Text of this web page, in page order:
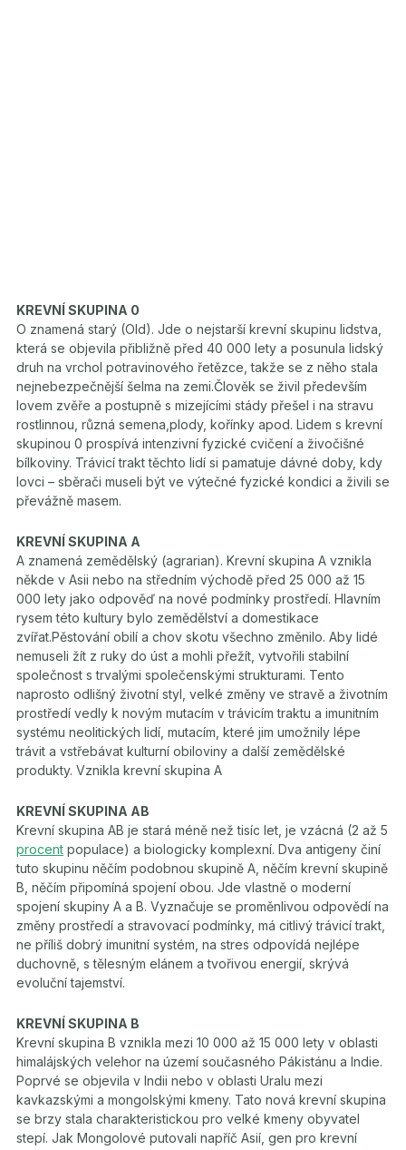
KREVNÍ SKUPINA 0
O znamená starý (Old). Jde o nejstarší krevní skupinu lidstva,
která se objevila přibližně před 40 000 lety a posunula lidský
druh na vrchol potravinového řetězce, takže se z něho stala
nejnebezpečnější šelma na zemi.Člověk se živil především
lovem zvěře a postupně s mizejícími stády přešel i na stravu
rostlinnou, různá semena,plody, kořínky apod. Lidem s krevní
skupinou 0 prospívá intenzivní fyzické cvičení a živočišné
bílkoviny. Trávicí trakt těchto lidí si pamatuje dávné doby, kdy
lovci – sběrači museli být ve výtečné fyzické kondici a živili se
převážně masem.
KREVNÍ SKUPINA A
A znamená zemědělský (agrarian). Krevní skupina A vznikla
někde v Asii nebo na středním východě před 25 000 až 15
000 lety jako odpověď na nové podmínky prostředí. Hlavním
rysem této kultury bylo zemědělství a domestikace
zvířat.Pěstování obilí a chov skotu všechno změnilo. Aby lidé
nemuseli žít z ruky do úst a mohli přežít, vytvořili stabilní
společnost s trvalými společenskými strukturami. Tento
naprosto odlišný životní styl, velké změny ve stravě a životním
prostředí vedly k novým mutacím v trávicím traktu a imunitním
systému neolitických lidí, mutacím, které jim umožnily lépe
trávit a vstřebávat kulturní obiloviny a další zemědělské
produkty. Vznikla krevní skupina A
KREVNÍ SKUPINA AB
Krevní skupina AB je stará méně než tisíc let, je vzácná (2 až 5
procent populace) a biologicky komplexní. Dva antigeny činí
tuto skupinu něčím podobnou skupině A, něčím krevní skupině
B, něčím připomíná spojení obou. Jde vlastně o moderní
spojení skupiny A a B. Vyznačuje se proměnlivou odpovědí na
změny prostředí a stravovací podmínky, má citlivý trávicí trakt,
ne příliš dobrý imunitní systém, na stres odpovídá nejlépe
duchovně, s tělesným elánem a tvořivou energií, skrývá
evoluční tajemství.
KREVNÍ SKUPINA B
Krevní skupina B vznikla mezi 10 000 až 15 000 lety v oblasti
himalájských velehor na území současného Pákistánu a Indie.
Poprvé se objevila v Indii nebo v oblasti Uralu mezi
kavkazskými a mongolskými kmeny. Tato nová krevní skupina
se brzy stala charakteristickou pro velké kmeny obyvatel
stepí. Jak Mongolové putovali napříč Asií, gen pro krevní